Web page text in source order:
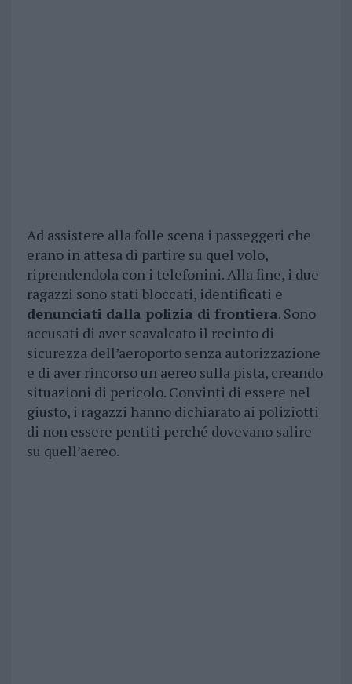
Ad assistere alla folle scena i passeggeri che
erano in attesa di partire su quel volo,
riprendendola con i telefonini. Alla fine, i due
ragazzi sono stati bloccati, identificati e
denunciati dalla polizia di frontiera. Sono
accusati di aver scavalcato il recinto di
sicurezza dell’aeroporto senza autorizzazione
e di aver rincorso un aereo sulla pista, creando
situazioni di pericolo. Convinti di essere nel
giusto, i ragazzi hanno dichiarato ai poliziotti
di non essere pentiti perché dovevano salire
su quell’aereo.